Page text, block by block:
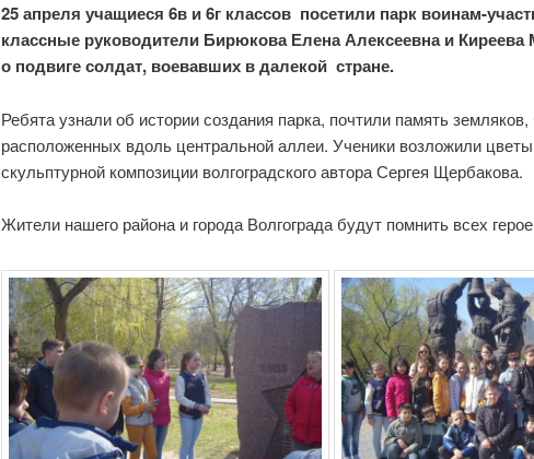
25 апреля учащиеся 6в и 6г классов посетили парк воинам-
классные руководители Бирюкова Елена Алексеевна и Киреева
о подвиге солдат, воевавших в далекой стране.
Ребята узнали об истории создания парка, почтили память
расположенных вдоль центральной аллеи. Ученики возложили
скульптурной композиции волгоградского автора Сергея Щербакова.
Жители нашего района и города Волгограда будут помнить всех